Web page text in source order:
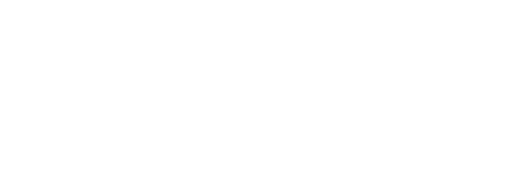
találhatók, saját étteremmel, bárokkal és medencékkel. A